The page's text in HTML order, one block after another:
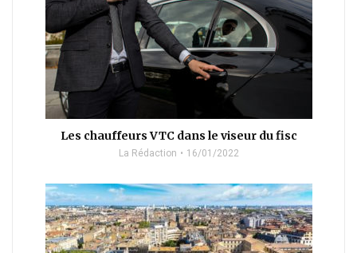
Les chauffeurs VTC dans le viseur du fisc
La Rédaction 16/01/2022